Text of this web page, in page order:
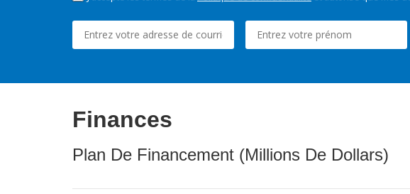
Finances
Plan De Financement (Millions De Dollars)